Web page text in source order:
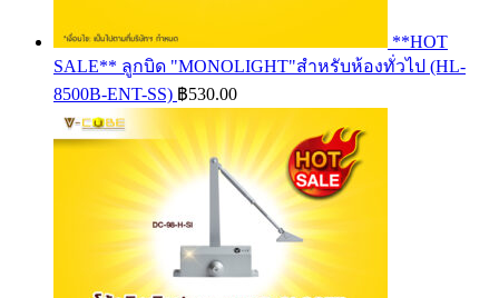
**HOT
SALE** ลูกบิด "MONOLIGHT"สำหรับห้องทั่วไป (HL-
8500B-ENT-SS) ฿530.00